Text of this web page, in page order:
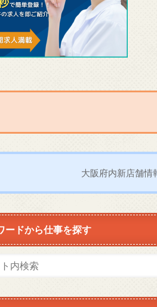
大阪府内新店舗情
ードから仕事を探す